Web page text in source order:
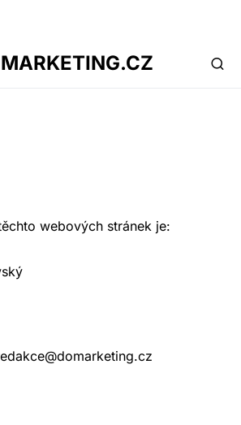
webových stránek je: